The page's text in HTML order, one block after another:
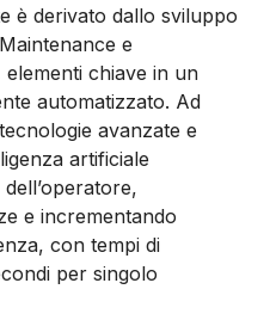
è derivato dallo sviluppo
e
chiave in un
automatizzato. Ad
avanzate e
artificiale
e incrementando
con tempi di
per singolo